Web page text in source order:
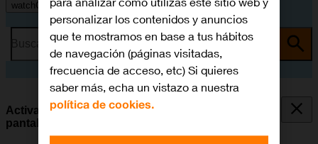
watchOS 11
Busca por problema o tema
Activar o desactivar la activación automática de la
pantalla
personalizar los contenidos y anuncios
que te mostramos en base a tus hábitos
de navegación (páginas visitadas,
frecuencia de acceso, etc) Si quieres
saber más, echa un vistazo a nuestra
política de cookies.